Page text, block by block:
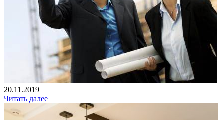
20.11.2019
Читать далее